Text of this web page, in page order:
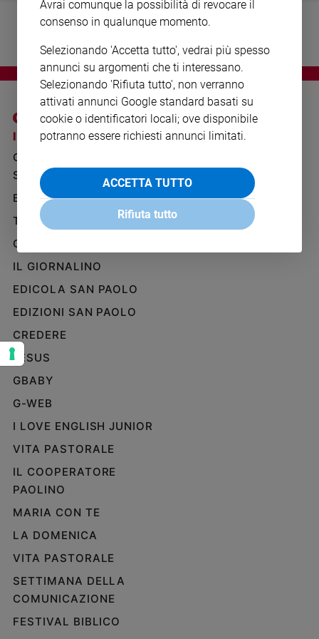
Ambiente
Volontariato
valore
Caso
della
settimana
Migranti
Diversità
e
inclusione
Cultura
spettacoli
Sanremo
2026
Tv
e
Musica
Arte
ed
figli
Nonni
Coppia
I SITI SAN PAOLO
GRUPPO EDITORIALE
SAN PAOLO
BENESSERE
TELENOVA
GAZZETTA D'ALBA
IL GIORNALINO
EDICOLA SAN PAOLO
EDIZIONI SAN PAOLO
CREDERE
JESUS
GBABY
G-WEB
I LOVE ENGLISH JUNIOR
VITA PASTORALE
IL COOPERATORE
PAOLINO
MARIA CON TE
LA DOMENICA
VITA PASTORALE
SETTIMANA DELLA
COMUNICAZIONE
FESTIVAL BIBLICO
NOTE LEGALI
INFORMATIVA
WHISTLEBLOWING
SOCIAL
Avrai comunque la possibilità di revocare il
consenso in qualunque momento.
Selezionando 'Accetta tutto', vedrai più spesso
annunci su argomenti che ti interessano.
Selezionando 'Rifiuta tutto', non verranno
attivati annunci Google standard basati su
cookie o identificatori locali; ove disponibile
potranno essere richiesti annunci limitati.
ACCETTA TUTTO
Rifiuta tutto